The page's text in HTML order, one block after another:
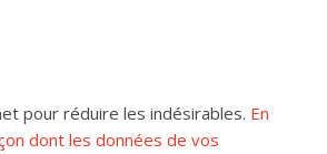
pour réduire les indésirables. En
dont les données de vos